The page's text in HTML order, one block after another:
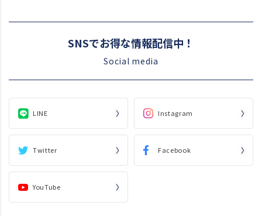
SNSでお得な情報配信中！
Social media
LINE Instagram
Twitter Facebook
YouTube